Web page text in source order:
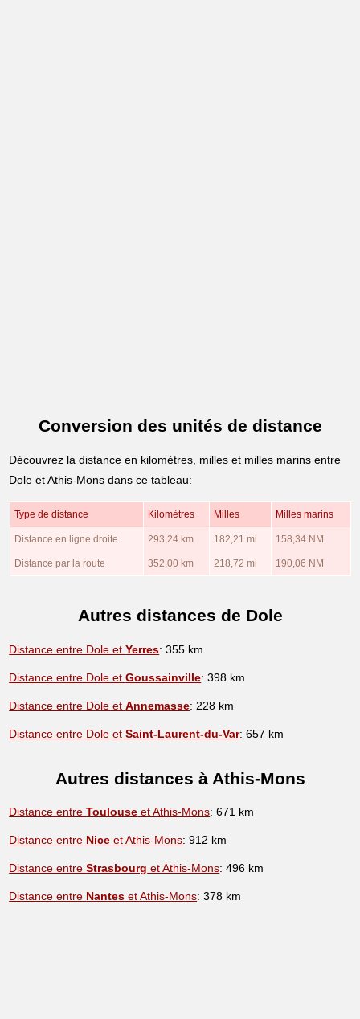
Conversion des unités de distance
Découvrez la distance en kilomètres, milles et milles marins entre
Dole et Athis-Mons dans ce tableau:
Type de distance Kilomètres Milles Milles marins
Distance en ligne droite 293,24 km 182,21 mi 158,34 NM
Distance par la route 352,00 km 218,72 mi 190,06 NM
Autres distances de Dole
Distance entre Dole etYerres: 355 km
Distance entre Dole etGoussainville: 398 km
Distance entre Dole etAnnemasse: 228 km
Distance entre Dole etSaint-Laurent-du-Var: 657 km
Autres distances à Athis-Mons
Distance entreToulouse et Athis-Mons: 671 km
Distance entre Nice et Athis-Mons: 912 km
Distance entreStrasbourg et Athis-Mons: 496 km
Distance entre Nantes et Athis-Mons: 378 km